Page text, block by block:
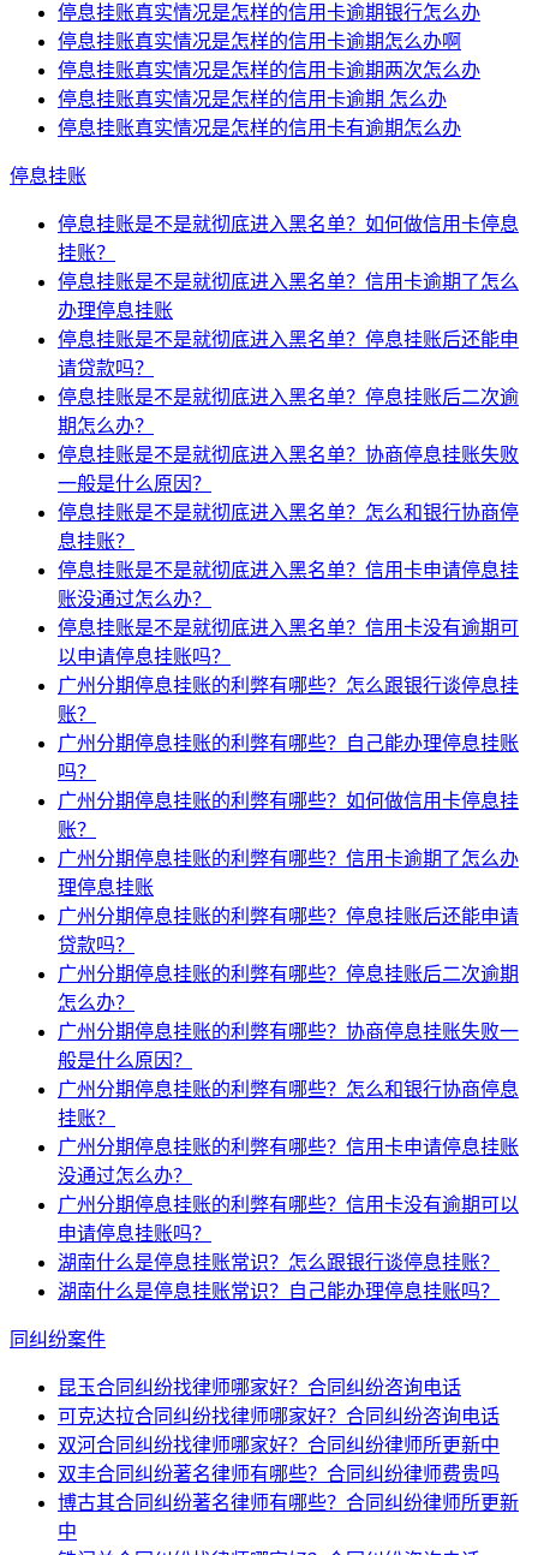
停息挂账真实情况是怎样的信用卡逾期银行怎么办
停息挂账真实情况是怎样的信用卡逾期怎么办啊
停息挂账真实情况是怎样的信用卡逾期两次怎么办
停息挂账真实情况是怎样的信用卡逾期 怎么办
停息挂账真实情况是怎样的信用卡有逾期怎么办
停息挂账
停息挂账是不是就彻底进入黑名单？如何做信用卡停息
挂账？
停息挂账是不是就彻底进入黑名单？信用卡逾期了怎么
办理停息挂账
停息挂账是不是就彻底进入黑名单？停息挂账后还能申
请贷款吗？
停息挂账是不是就彻底进入黑名单？停息挂账后二次逾
期怎么办？
停息挂账是不是就彻底进入黑名单？协商停息挂账失败
一般是什么原因？
停息挂账是不是就彻底进入黑名单？怎么和银行协商停
息挂账？
停息挂账是不是就彻底进入黑名单？信用卡申请停息挂
账没通过怎么办？
停息挂账是不是就彻底进入黑名单？信用卡没有逾期可
以申请停息挂账吗？
广州分期停息挂账的利弊有哪些？怎么跟银行谈停息挂
账？
广州分期停息挂账的利弊有哪些？自己能办理停息挂账
吗？
广州分期停息挂账的利弊有哪些？如何做信用卡停息挂
账？
广州分期停息挂账的利弊有哪些？信用卡逾期了怎么办
理停息挂账
广州分期停息挂账的利弊有哪些？停息挂账后还能申请
贷款吗？
广州分期停息挂账的利弊有哪些？停息挂账后二次逾期
怎么办？
广州分期停息挂账的利弊有哪些？协商停息挂账失败一
般是什么原因？
广州分期停息挂账的利弊有哪些？怎么和银行协商停息
挂账？
广州分期停息挂账的利弊有哪些？信用卡申请停息挂账
没通过怎么办？
广州分期停息挂账的利弊有哪些？信用卡没有逾期可以
申请停息挂账吗？
湖南什么是停息挂账常识？怎么跟银行谈停息挂账？
湖南什么是停息挂账常识？自己能办理停息挂账吗？
同纠纷案件
昆玉合同纠纷找律师哪家好？合同纠纷咨询电话
可克达拉合同纠纷找律师哪家好？合同纠纷咨询电话
双河合同纠纷找律师哪家好？合同纠纷律师所更新中
双丰合同纠纷著名律师有哪些？合同纠纷律师费贵吗
博古其合同纠纷著名律师有哪些？合同纠纷律师所更新
中